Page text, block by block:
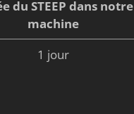
du STEEP dans notre
machine
1 jour